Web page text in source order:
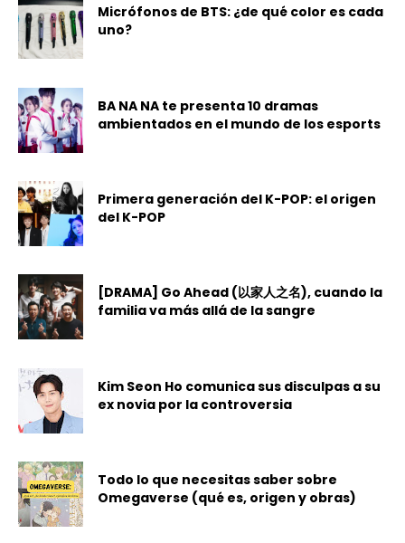
Micrófonos de BTS: ¿de qué color es cada
uno?
BA NA NA te presenta 10 dramas
ambientados en el mundo de los esports
Primera generación del K-POP: el origen
del K-POP
[DRAMA] Go Ahead (以家人之名), cuando la
familia va más allá de la sangre
Kim Seon Ho comunica sus disculpas a su
ex novia por la controversia
Todo lo que necesitas saber sobre
Omegaverse (qué es, origen y obras)